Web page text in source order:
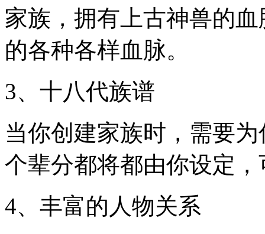
家族，拥有上古神兽的
的各种各样血脉。
3、十八代族谱
当你创建家族时，需要
个辈分都将都由你设定
4、丰富的人物关系